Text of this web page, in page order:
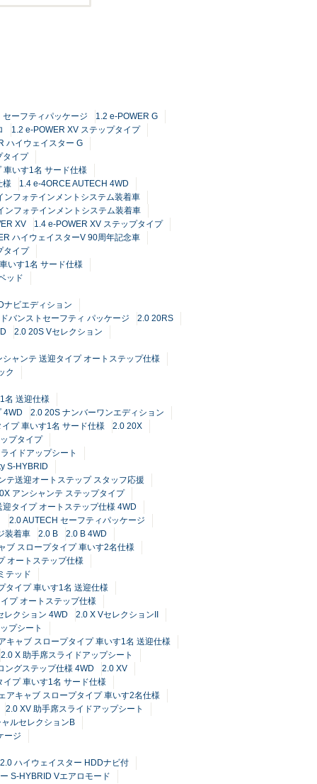
ーフティパッケージ
1.2 e-POWER G
1.2 e-POWER XV ステップタイプ
ハイウェイスター G
タイプ
車いす1名 サード仕様
様
1.4 e-4ORCE AUTECH 4WD
フォテインメントシステム装着車
フォテインメントシステム装着車
XV
1.4 e-POWER XV ステップタイプ
ハイウェイスターV 90周年記念車
タイプ
いす1名 サード仕様
ッド
ナビエディション
バンストセーフティ パッケージ
2.0 20RS
2.0 20S Vセレクション
シャンテ 送迎タイプ オートステップ仕様
ク
名 送迎仕様
4WD
2.0 20S ナンバーワンエディション
プ 車いす1名 サード仕様
2.0 20X
プタイプ
イドアップシート
S-HYBRID
テ送迎オートステップ スタッフ応援
アンシャンテ ステップタイプ
タイプ オートステップ仕様 4WD
2.0 AUTECH セーフティパッケージ
装着車
2.0 B
2.0 B 4WD
ブ スロープタイプ 車いす2名仕様
オートステップ仕様
テッド
タイプ 車いす1名 送迎仕様
プ オートステップ仕様
レクション 4WD
2.0 X VセレクションII
プシート
キャブ スロープタイプ 車いす1名 送迎仕様
2.0 X 助手席スライドアップシート
ングステップ仕様 4WD
2.0 XV
プ 車いす1名 サード仕様
アキャブ スロープタイプ 車いす2名仕様
2.0 XV 助手席スライドアップシート
ルセレクションB
ージ
2.0 ハイウェイスター HDDナビ付
S-HYBRID Vエアロモード